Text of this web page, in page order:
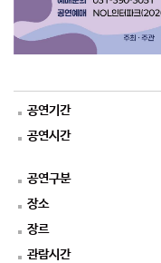
공연기간
공연시간
공연구분
장소
장르
관람시간